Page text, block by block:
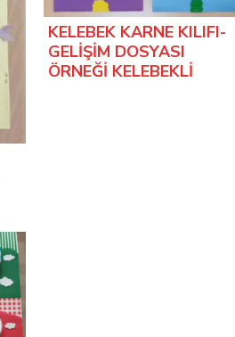
KELEBEK KARNE KILIFI-
GELİŞİM DOSYASI
ÖRNEĞİ KELEBEKLİ